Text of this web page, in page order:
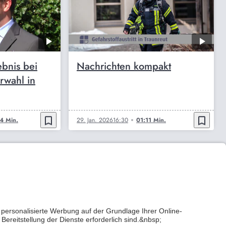
bei
in
Min. bookmark_border
Nachrichten kompakt
29. Jan. 202616:30 01:11 Min. bookmark_border